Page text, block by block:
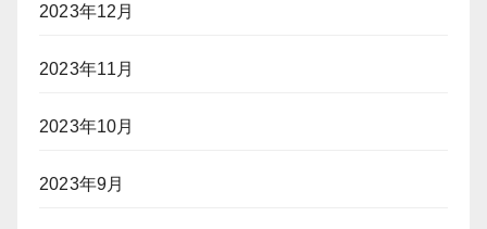
2023年12月
2023年11月
2023年10月
2023年9月